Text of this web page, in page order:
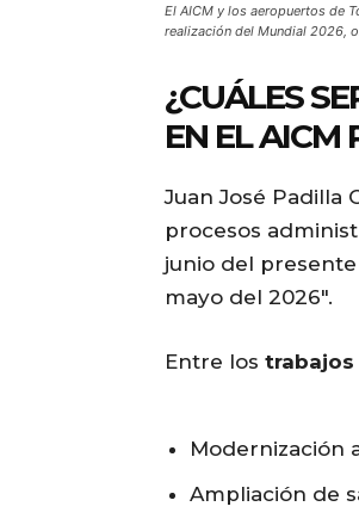
El AICM y los aeropuertos de
realización del Mundial 2026,
¿CUÁLES
EN EL AICM
Juan José Padilla
procesos
junio del
mayo del 2026″.
Entre los trabajos
Modernización
Ampliación de